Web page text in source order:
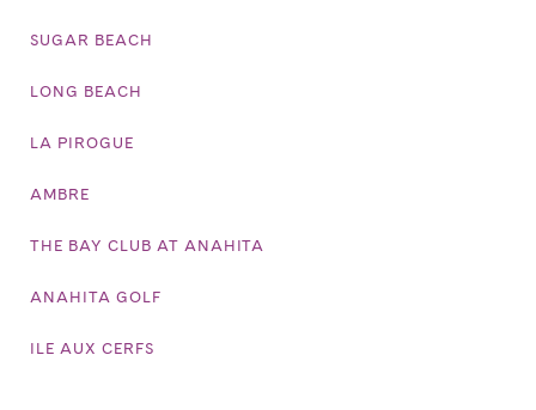
SUGAR BEACH
LONG BEACH
LA PIROGUE
AMBRE
THE BAY CLUB AT ANAHITA
ANAHITA GOLF
ILE AUX CERFS